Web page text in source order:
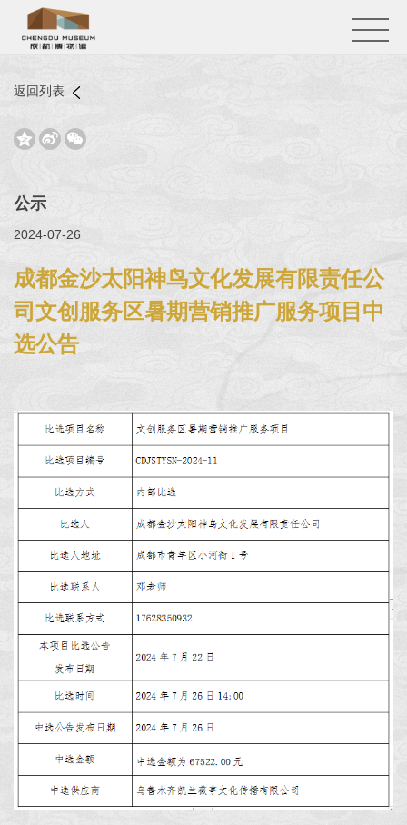
返回列表
  
公示
2024-07-26
成都金沙太阳神鸟文化发展有限责任公
司文创服务区暑期营销推广服务项目中
选公告